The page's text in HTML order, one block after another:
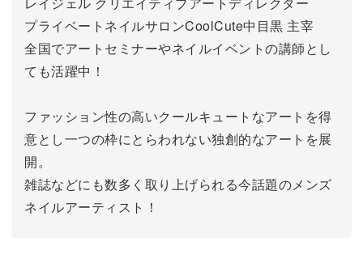
プライベートネイルサロンCoolCute中目黒 主宰
全国でアートセミナーやネイルイベントの講師とし
ても活躍中！
ファッション性の高いクールキュートなアートを得
意とし一つの枠にとらわれない独創的なアートを展
開。
雑誌などにも数多く取り上げられる今話題のメンズ
ネイルアーティスト！